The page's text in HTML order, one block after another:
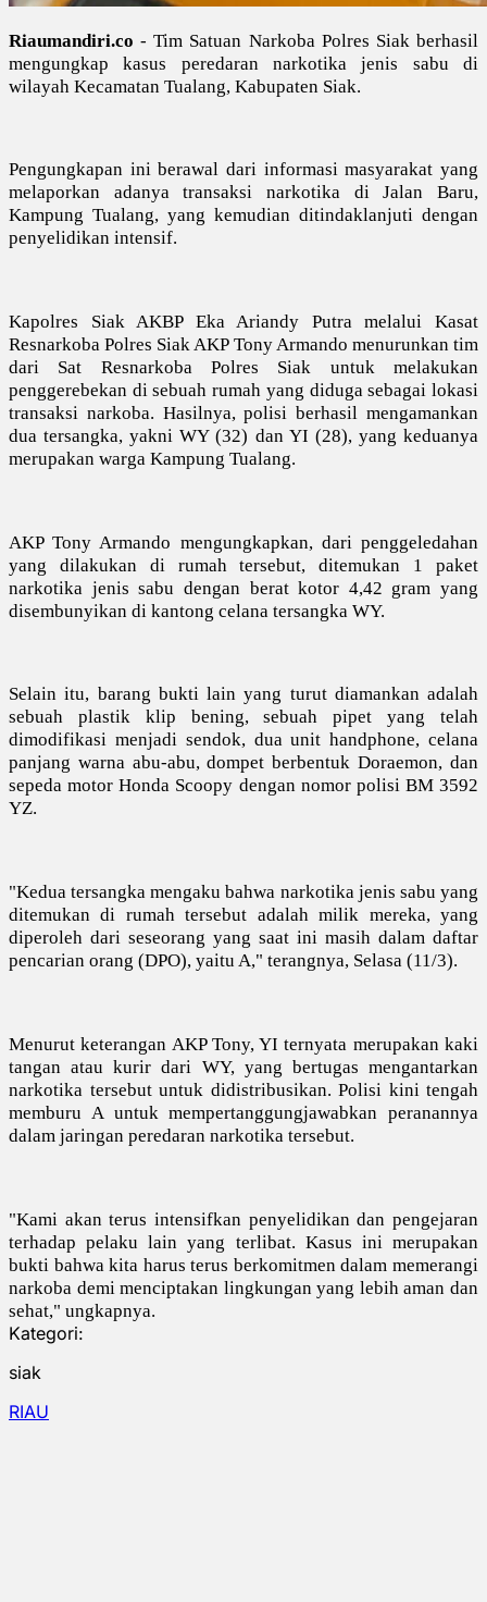
Riaumandiri.co - Tim Satuan Narkoba Polres Siak berhasil
mengungkap kasus peredaran narkotika jenis sabu di
wilayah Kecamatan Tualang, Kabupaten Siak.
Pengungkapan ini berawal dari informasi masyarakat yang
melaporkan adanya transaksi narkotika di Jalan Baru,
Kampung Tualang, yang kemudian ditindaklanjuti dengan
penyelidikan intensif.
Kapolres Siak AKBP Eka Ariandy Putra melalui Kasat
Resnarkoba Polres Siak AKP Tony Armando menurunkan tim
dari Sat Resnarkoba Polres Siak untuk melakukan
penggerebekan di sebuah rumah yang diduga sebagai lokasi
transaksi narkoba. Hasilnya, polisi berhasil mengamankan
dua tersangka, yakni WY (32) dan YI (28), yang keduanya
merupakan warga Kampung Tualang.
AKP Tony Armando mengungkapkan, dari penggeledahan
yang dilakukan di rumah tersebut, ditemukan 1 paket
narkotika jenis sabu dengan berat kotor 4,42 gram yang
disembunyikan di kantong celana tersangka WY.
Selain itu, barang bukti lain yang turut diamankan adalah
sebuah plastik klip bening, sebuah pipet yang telah
dimodifikasi menjadi sendok, dua unit handphone, celana
panjang warna abu-abu, dompet berbentuk Doraemon, dan
sepeda motor Honda Scoopy dengan nomor polisi BM 3592
YZ.
"Kedua tersangka mengaku bahwa narkotika jenis sabu yang
ditemukan di rumah tersebut adalah milik mereka, yang
diperoleh dari seseorang yang saat ini masih dalam daftar
pencarian orang (DPO), yaitu A," terangnya, Selasa (11/3).
Menurut keterangan AKP Tony, YI ternyata merupakan kaki
tangan atau kurir dari WY, yang bertugas mengantarkan
narkotika tersebut untuk didistribusikan. Polisi kini tengah
memburu A untuk mempertanggungjawabkan peranannya
dalam jaringan peredaran narkotika tersebut.
"Kami akan terus intensifkan penyelidikan dan pengejaran
terhadap pelaku lain yang terlibat. Kasus ini merupakan
bukti bahwa kita harus terus berkomitmen dalam memerangi
narkoba demi menciptakan lingkungan yang lebih aman dan
sehat," ungkapnya.
Kategori:
siak
RIAU